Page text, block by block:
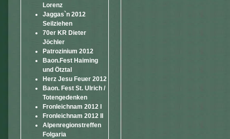
Lorenz
Jaggas`n 2012
Seilziehen
70er KR Dieter
Jöchler
Patrozinium 2012
Baon.Fest Haiming
und Ötztal
Herz Jesu Feuer 2012
Baon. Fest St. Ulrich /
Totengedenken
Fronleichnam 2012 I
Fronleichnam 2012 II
Alpenregionstreffen
Folgaria